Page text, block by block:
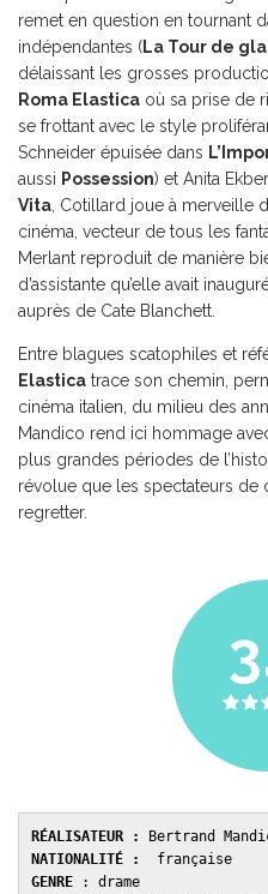
remet en question en tournant
indépendantes (La Tour de
délaissant les grosses
Roma Elastica où sa prise de
se frottant avec le style
Schneider épuisée dans
aussi Possession) et Anita
Vita , Cotillard joue à merveille
cinéma, vecteur de tous les
Merlant reproduit de manière
d’assistante qu’elle avait
auprès de Cate Blanchett.
Entre blagues scatophiles et
Elastica trace son chemin,
cinéma italien, du milieu des
Mandico rend ici hommage
plus grandes périodes de
révolue que les spectateurs de
regretter.
RÉALISATEUR :
Bertrand
NATIONALITÉ :
  française
GENRE
: drame